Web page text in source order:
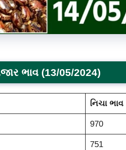
ભાવ (13/05/2024)
નિચા ભાવ
970
751